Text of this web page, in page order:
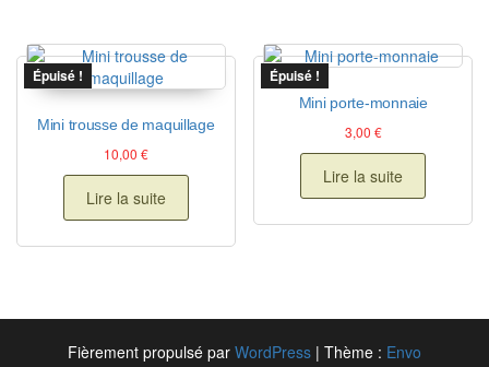
Épuisé !
Mini trousse de maquillage
10,00 €
Lire la suite
Épuisé !
Mini porte-monnaie
3,00 €
Lire la suite
Fièrement propulsé par WordPress | Thème : Envo